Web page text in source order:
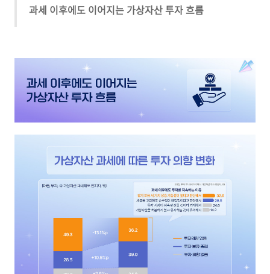
과세 이후에도 이어지는 가상자산 투자 흐름